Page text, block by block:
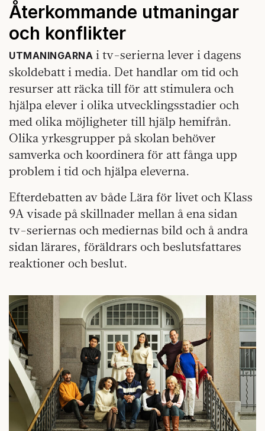
Återkommande utmaningar
och konflikter
UTMANINGARNA i tv-serierna lever i dagens
skoldebatt i media. Det handlar om tid och
resurser att räcka till för att stimulera och
hjälpa elever i olika utvecklingsstadier och
med olika möjligheter till hjälp hemifrån.
Olika yrkesgrupper på skolan behöver
samverka och koordinera för att fånga upp
problem i tid och hjälpa eleverna.
Efterdebatten av både Lära för livet och Klass
9A visade på skillnader mellan å ena sidan
tv-seriernas och mediernas bild och å andra
sidan lärares, föräldrars och beslutsfattares
reaktioner och beslut.